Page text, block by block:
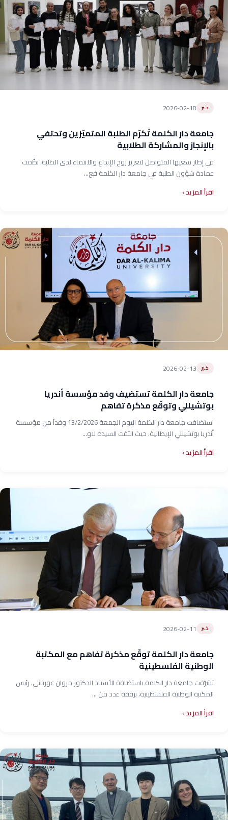
خبر 2026-02-18
جامعة دار الكلمة تُكرّم الطلبة المتميّزين وتحتفي
بالإنجاز والمشاركة الطلابية
في إطار سعيها المتواصل لتعزيز روح الإبداع والانتماء لدى الطلبة، نظّمت
عمادة شؤون الطلبة في جامعة دار الكلمة فع...
اقرأ المزيد
خبر 2026-02-13
جامعة دار الكلمة تستضيف وفد مؤسسة أندريا
بوتشيللي وتوقّع مذكرة تفاهم
استضافت جامعة دار الكلمة اليوم الجمعة 13/2/2026 وفداً من مؤسسة
أندريا بوتشيللي الإيطالية، حيث التقت السيدة لاو...
اقرأ المزيد
خبر 2026-02-11
جامعة دار الكلمة توقّع مذكرة تفاهم مع المكتبة
الوطنية الفلسطينية
تشرّفت جامعة دار الكلمة باستضافة الأستاذ الدكتور مروان عورتاني، رئيس
المكتبة الوطنية الفلسطينية، برفقة عدد من ...
اقرأ المزيد